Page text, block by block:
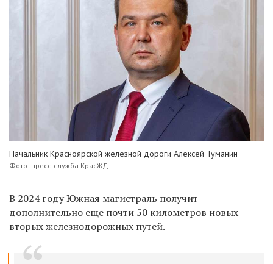
Начальник Красноярской железной дороги Алексей Туманин
Фото: пресс-служба КрасЖД
В 2024 году Южная магистраль получит
дополнительно еще почти 50 километров новых
вторых железнодорожных путей.